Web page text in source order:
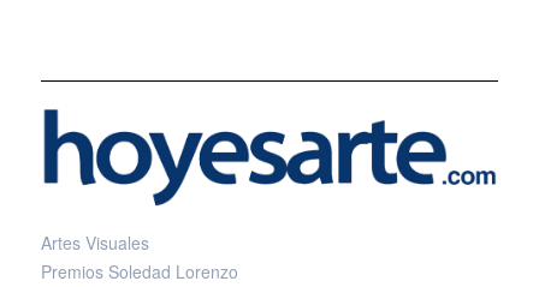
Artes Visuales
Premios Soledad Lorenzo